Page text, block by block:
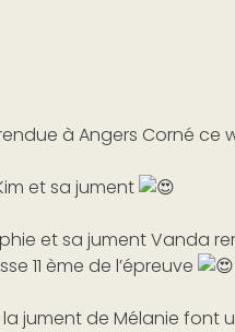
à Angers Corné ce
et sa jument
et sa jument Vanda
11 ème de l’épreuve
la jument de Mélanie font